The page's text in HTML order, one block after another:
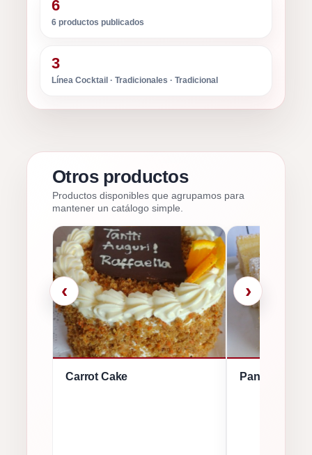
6
6 productos publicados
3
Línea Cocktail · Tradicionales · Tradicional
Otros productos
Productos disponibles que agrupamos para
mantener un catálogo simple.
‹
Carrot Cake Panqueque
›